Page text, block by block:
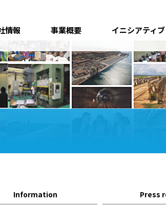
情報 事業概要 イニシアティブ
Information Press